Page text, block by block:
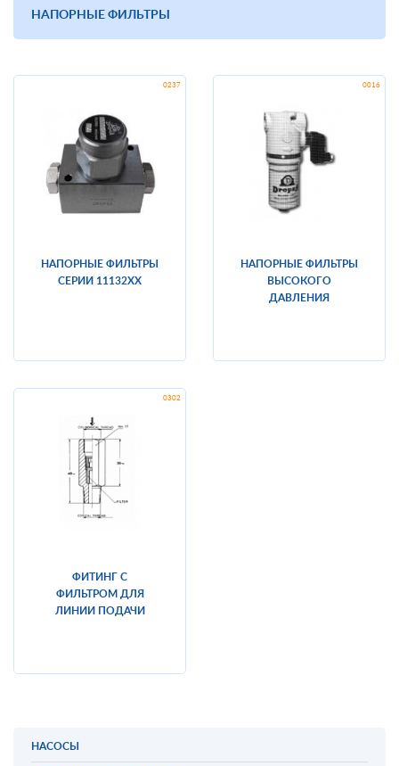
НАПОРНЫЕ ФИЛЬТРЫ
НАПОРНЫЕ ФИЛЬТРЫ
СЕРИИ 11132XX
НАПОРНЫЕ ФИЛЬТРЫ
ВЫСОКОГО
ДАВЛЕНИЯ
ФИТИНГ С
ФИЛЬТРОМ ДЛЯ
ЛИНИИ ПОДАЧИ
НАСОСЫ